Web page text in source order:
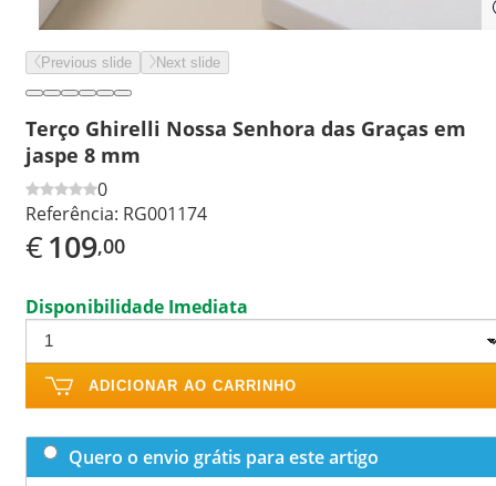
Previous slide Next slide
Terço Ghirelli Nossa Senhora das Graças em
jaspe 8 mm
0
Referência: RG001174
€109,00
Disponibilidade Imediata
ADICIONAR AO CARRINHO
Quero o envio grátis para este artigo